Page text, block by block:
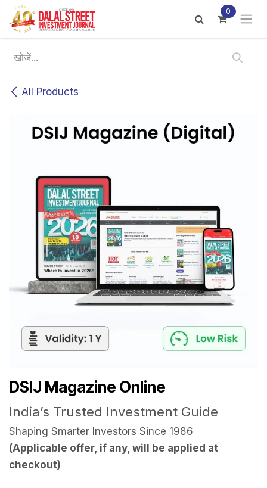
Skip to Content 0
All Products
DSIJ Magazine Online
India’s Trusted Investment Guide
Shaping Smarter Investors Since 1986
(Applicable offer, if any, will be applied at
checkout)